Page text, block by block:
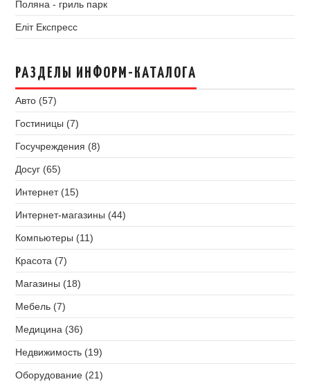
Поляна - гриль парк
Еліт Експресс
РАЗДЕЛЫ ИНФОРМ-КАТАЛОГА
Авто (57)
Гостиницы (7)
Госучреждения (8)
Досуг (65)
Интернет (15)
Интернет-магазины (44)
Компьютеры (11)
Красота (7)
Магазины (18)
Мебель (7)
Медицина (36)
Недвижимость (19)
Оборудование (21)